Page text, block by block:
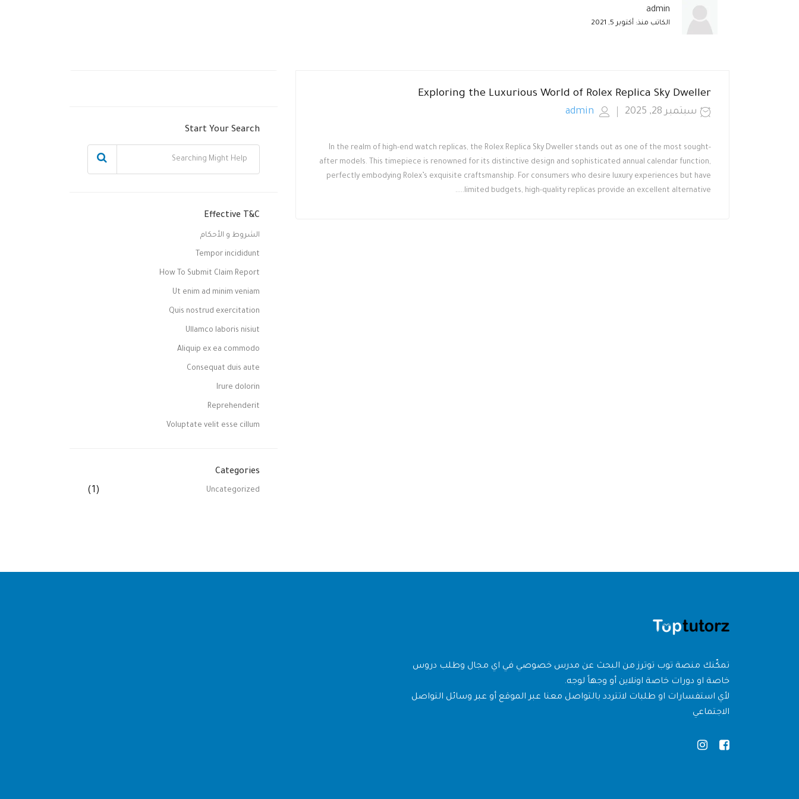
admin
الكاتب منذ: أكتوبر 5, 2021
Exploring the Luxurious World of Rolex Replica Sky Dweller
سبتمبر 28, 2025 admin
In the realm of high-end watch replicas, the Rolex Replica Sky Dweller stands out as one of the most sought-
after models. This timepiece is renowned for its distinctive design and sophisticated annual calendar function,
perfectly embodying Rolex’s exquisite craftsmanship. For consumers who desire luxury experiences but have
limited budgets, high-quality replicas provide an excellent alternative.....
Start Your Search
Effective T&C
الشروط و الأحكام
Tempor incididunt
How To Submit Claim Report
Ut enim ad minim veniam
Quis nostrud exercitation
Ullamco laboris nisiut
Aliquip ex ea commodo
Consequat duis aute
Irure dolorin
Reprehenderit
Voluptate velit esse cillum
Categories
Uncategorized
(1)
تمكّنك منصة توب توترز من البحث عن مدرس خصوصي في اي مجال وطلب دروس
خاصة او دورات خاصة اونلاين أو وجهاً لوجه.
لأي استفسارات او طلبات لاتتردد بالتواصل معنا عبر الموقع أو عبر وسائل التواصل
الاجتماعي